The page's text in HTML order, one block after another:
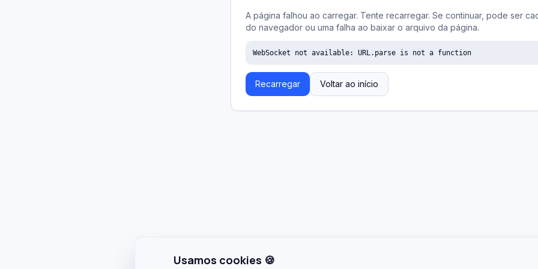
A página falhou ao carregar. Tente recarregar. Se continuar, pode ser
do navegador ou uma falha ao baixar o arquivo da página.
WebSocket not available: URL.parse is not a function
Recarregar Voltar ao início
Usamos cookies 🍪